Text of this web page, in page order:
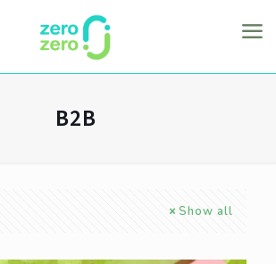
B2B
Show all